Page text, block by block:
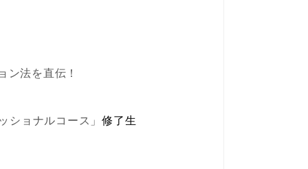
ン法を直伝！
ショナルコース」 修了生